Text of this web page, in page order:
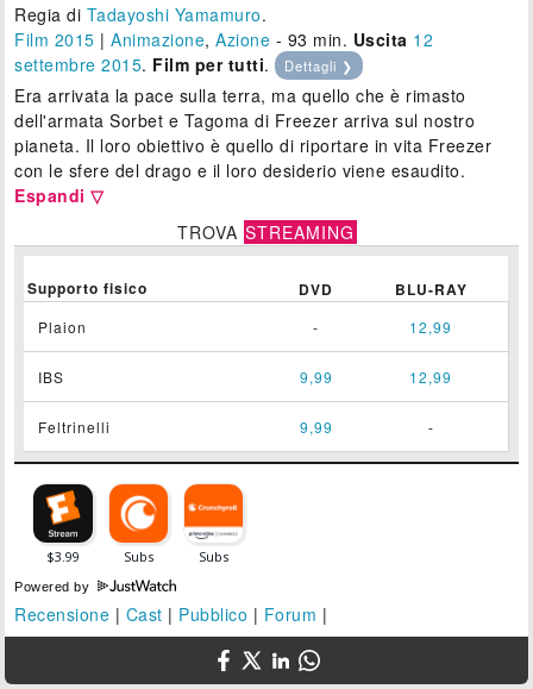
Regia di Tadayoshi Yamamuro.
Film 2015 |Animazione,Azione - 93 min. Uscita 12
settembre 2015. Film per tutti. Dettagli ❯
Era arrivata la pace sulla terra, ma quello che è rimasto
dell'armata Sorbet e Tagoma di Freezer arriva sul nostro
pianeta. Il loro obiettivo è quello di riportare in vita Freezer
con le sfere del drago e il loro desiderio viene esaudito.
Espandi ▽
TROVA STREAMING
Supporto fisico DVD BLU-RAY
Plaion - 12,99
IBS 9,99 12,99
Feltrinelli 9,99 -
Powered by
Recensione | Cast | Pubblico | Forum |